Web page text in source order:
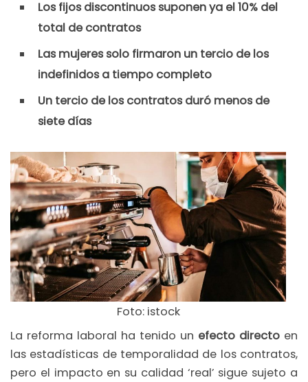
Los fijos discontinuos suponen ya el 10% del
total de contratos
Las mujeres solo firmaron un tercio de los
indefinidos a tiempo completo
Un tercio de los contratos duró menos de
siete días
Foto: istock
La reforma laboral ha tenido un efecto directo en
las estadísticas de temporalidad de los contratos,
pero el impacto en su calidad ‘real’ sigue sujeto a